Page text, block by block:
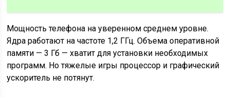
Мощность телефона на уверенном среднем уровне.
Ядра работают на частоте 1,2 ГГц. Объема оперативной
памяти — 3 Гб — хватит для установки необходимых
программ. Но тяжелые игры процессор и графический
ускоритель не потянут.